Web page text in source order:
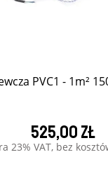
PVC1 - 1m²
525,00 zł
23% VAT, bez